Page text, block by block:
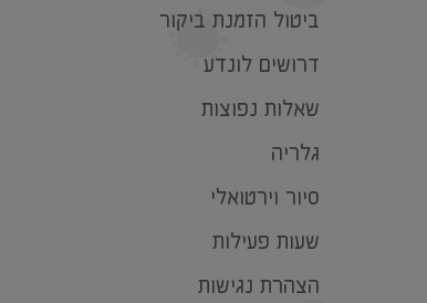
ביטול הזמנת ביקור
דרושים לונדע
שאלות נפוצות
גלריה
סיור וירטואלי
שעות פעילות
הצהרת נגישות